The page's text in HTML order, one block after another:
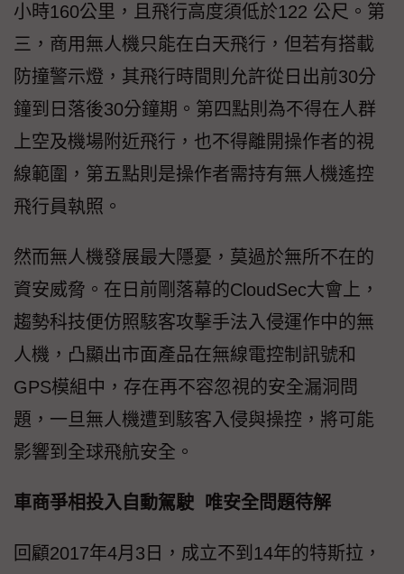
小時160公里，且飛行高度須低於122 公尺。第
三，商用無人機只能在白天飛行，但若有搭載
防撞警示燈，其飛行時間則允許從日出前30分
鐘到日落後30分鐘期。第四點則為不得在人群
上空及機場附近飛行，也不得離開操作者的視
線範圍，第五點則是操作者需持有無人機遙控
飛行員執照。
然而無人機發展最大隱憂，莫過於無所不在的
資安威脅。在日前剛落幕的CloudSec大會上，
趨勢科技便仿照駭客攻擊手法入侵運作中的無
人機，凸顯出市面產品在無線電控制訊號和
GPS模組中，存在再不容忽視的安全漏洞問
題，一旦無人機遭到駭客入侵與操控，將可能
影響到全球飛航安全。
車商爭相投入自動駕駛 唯安全問題待解
回顧2017年4月3日，成立不到14年的特斯拉，